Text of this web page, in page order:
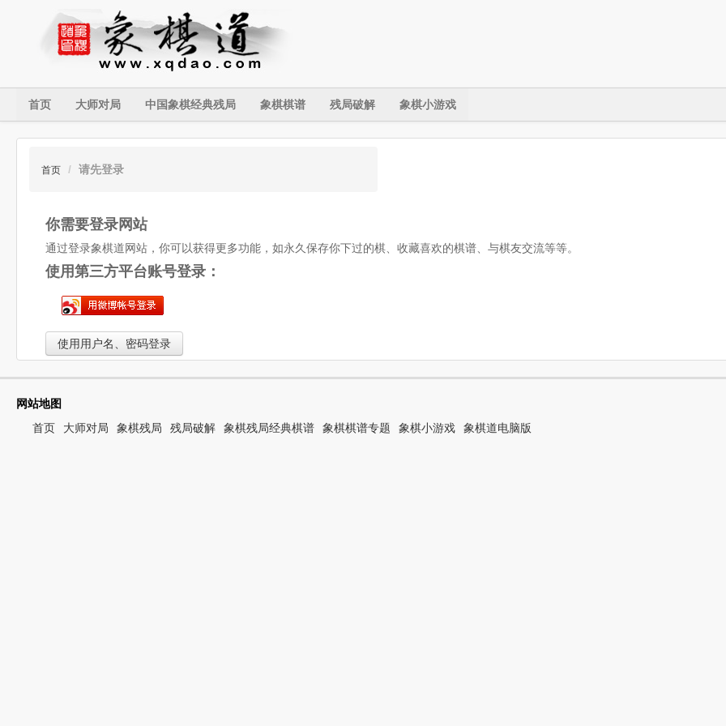
首页 大师对局 中国象棋经典残局 象棋棋谱 残局破解 象棋小游戏
首页 / 请先登录
你需要登录网站
通过登录象棋道网站，你可以获得更多功能，如永久保存你下过的棋、收藏喜欢的棋谱、与棋友交流等等。
使用第三方平台账号登录：
使用用户名、密码登录
网站地图
首页
大师对局 象棋残局 残局破解 象棋残局经典棋谱 象棋棋谱专题 象棋小游戏 象棋道电脑版